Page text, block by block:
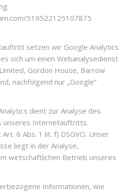
519522125107875
setzen wir Google Analytics
sich um einen Webanalysedienst
Gordon House, Barrow
nachfolgend nur „Google“
dient zur Analyse des
unseres Internetauftritts.
6 Abs. 1 lit. f) DSGVO. Unser
liegt in der Analyse,
wirtschaftlichen Betrieb unseres
Informationen, wie